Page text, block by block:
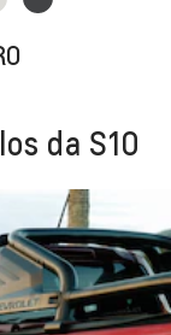
da S10